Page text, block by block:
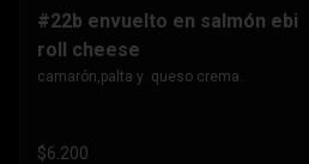
#22b envuelto en salmón ebi
roll cheese
camarón,palta y  queso crema.
$6.200